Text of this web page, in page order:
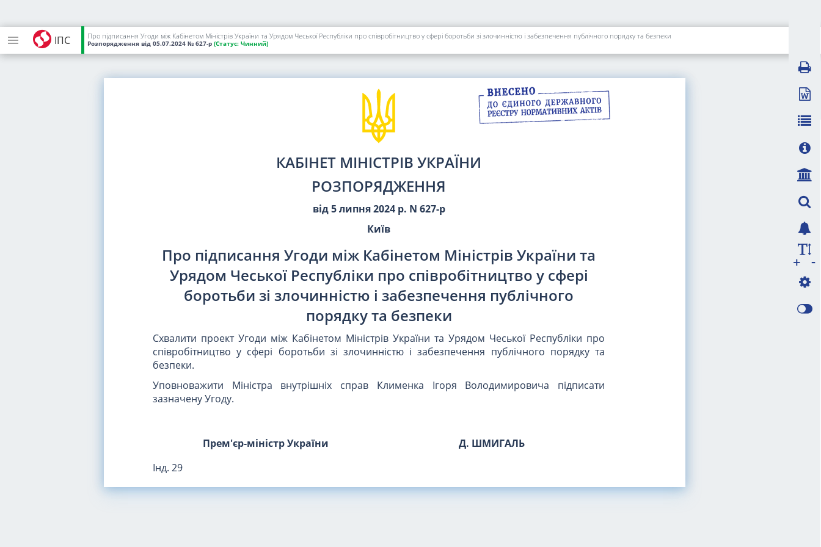
ІПС Про підписання Угоди між Кабінетом Міністрів України та Урядом Чеської Республіки про співробітництво у сфері боротьби зі злочинністю і забезпечення публічного порядку та безпеки
Розпорядження від 05.07.2024 № 627-р (Статус: Чинний)
КАБІНЕТ МІНІСТРІВ УКРАЇНИ
РОЗПОРЯДЖЕННЯ
від 5 липня 2024 р. N 627-р
Київ
Про підписання Угоди між Кабінетом Міністрів України та
Урядом Чеської Республіки про співробітництво у сфері
боротьби зі злочинністю і забезпечення публічного
порядку та безпеки
Схвалити проект Угоди між Кабінетом Міністрів України та Урядом Чеської Республіки про
співробітництво у сфері боротьби зі злочинністю і забезпечення публічного порядку та
безпеки.
Уповноважити Міністра внутрішніх справ Клименка Ігоря Володимировича підписати
зазначену Угоду.
Прем'єр-міністр України
Д. ШМИГАЛЬ
Інд. 29
-
+